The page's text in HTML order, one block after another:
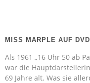
MISS MARPLE AUF DVD
Als 1961 „16 Uhr 50 ab
war die
69 Jahre alt. Was sie